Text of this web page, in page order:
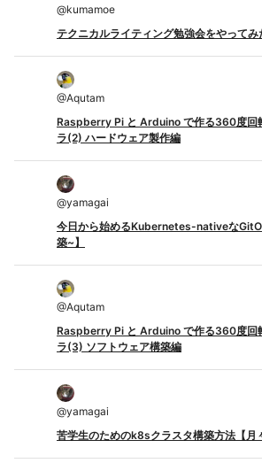
@kumamoe
テクニカルライティング勉強会をやってみ
@Aqutam
Raspberry Pi と Arduino で作る360度回
ラ(2) ハードウェア製作編
@yamagai
今日から始めるKubernetes-nativeな
築~】
@Aqutam
Raspberry Pi と Arduino で作る360度回
ラ(3) ソフトウェア構築編
@yamagai
苦学生のためのk8sクラスタ構築方法【月